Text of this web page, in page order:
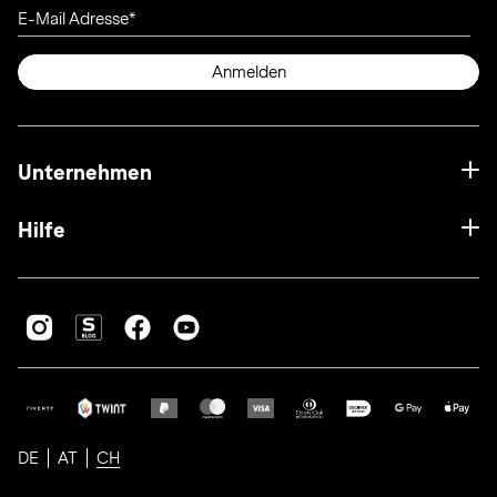
E-Mail Adresse
Anmelden
Unternehmen
Hilfe
DE AT CH